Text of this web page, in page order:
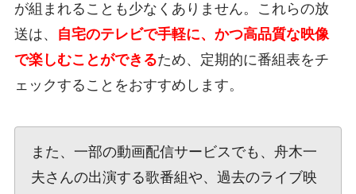
が組まれることも少なくありません。これらの放
送は、
自宅のテレビで手軽に、かつ高品質な映像
で楽しむことができるため、定期的に番組表をチ
ェックすることをおすすめします。
また、一部の動画配信サービスでも、舟木一
夫さんの出演する歌番組や、過去のライブ映